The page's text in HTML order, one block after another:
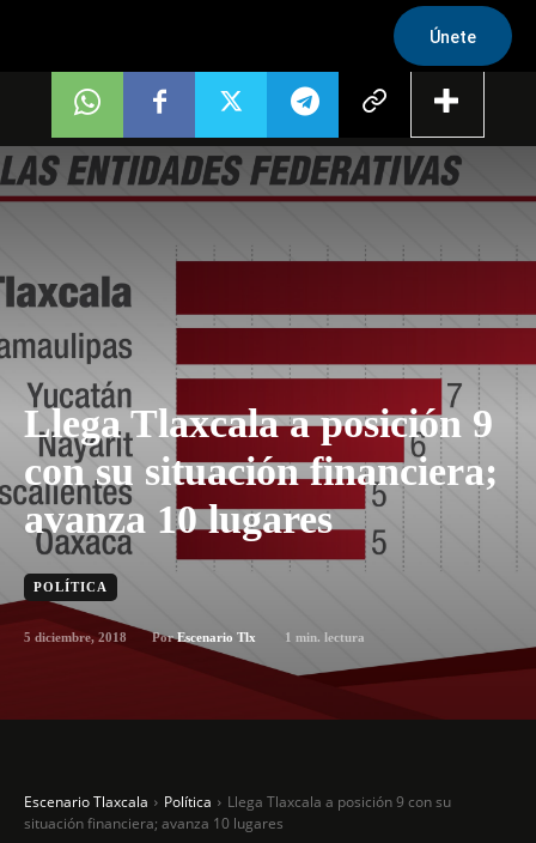
Únete
Llega Tlaxcala a posición 9
con su situación financiera;
avanza 10 lugares
POLÍTICA
5 diciembre, 2018 Por Escenario Tlx 1 min. lectura
Escenario Tlaxcala Política
Llega Tlaxcala a posición 9 con su
situación financiera; avanza 10 lugares